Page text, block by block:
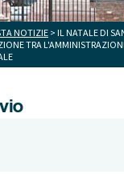
NOTIZIE > IL NATALE DI
TRA